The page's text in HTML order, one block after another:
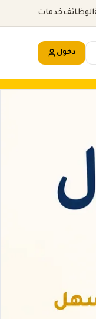
الوظائفخدمات
دخول